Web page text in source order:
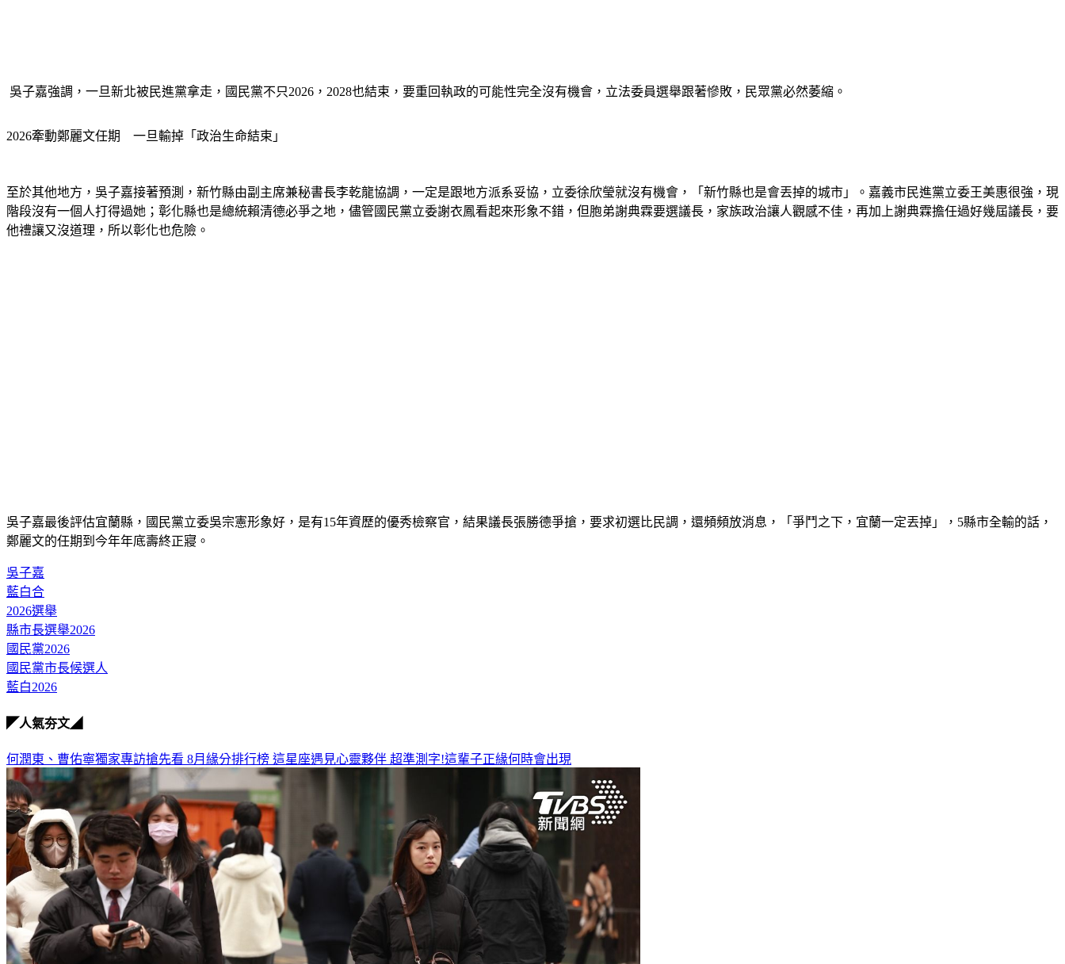
吳子嘉強調，一旦新北被民進黨拿走，國民黨不只2026，2028也結束，要重回執政的可能性完全沒有機會，立法委員選舉跟著慘敗，民眾黨必然萎縮。
2026牽動鄭麗文任期　一旦輸掉「政治生命結束」
至於其他地方，吳子嘉接著預測，新竹縣由副主席兼秘書長李乾龍協調，一定是跟地方派系妥協，立委徐欣瑩就沒有機會，「新竹縣也是會丟掉的城市」。嘉義市民進黨立委王美惠很強，現
階段沒有一個人打得過她；彰化縣也是總統賴清德必爭之地，儘管國民黨立委謝衣鳳看起來形象不錯，但胞弟謝典霖要選議長，家族政治讓人觀感不佳，再加上謝典霖擔任過好幾屆議長，要
他禮讓又沒道理，所以彰化也危險。
吳子嘉最後評估宜蘭縣，國民黨立委吳宗憲形象好，是有15年資歷的優秀檢察官，結果議長張勝德爭搶，要求初選比民調，還頻頻放消息，「爭鬥之下，宜蘭一定丟掉」，5縣市全輸的話，
鄭麗文的任期到今年年底壽終正寢。
吳子嘉
藍白合
2026選舉
縣市長選舉2026
國民黨2026
國民黨市長候選人
藍白2026
◤人氣夯文◢
何潤東、曹佑寧獨家專訪搶先看 8月緣分排行榜 這星座遇見心靈夥伴 超準測字!這輩子正緣何時會出現